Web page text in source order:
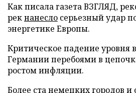
Как писала газета ВЗГЛЯД,
рекнанесло серьезный удар
энергетике Европы.
Критическое падение уровня
Германии перебоями в
ростом инфляции.
Более ста немецких городов и